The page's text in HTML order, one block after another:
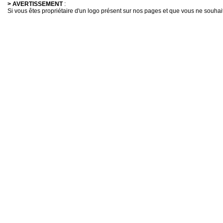
> AVERTISSEMENT:
Si vous êtes propriétaire d'un logo présent sur nos pages et que vous ne